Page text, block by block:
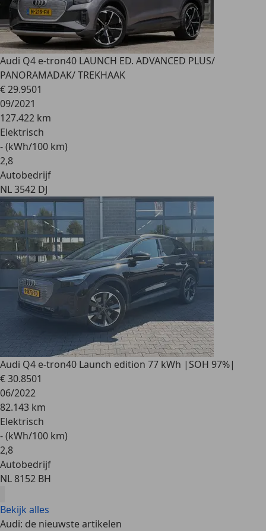
Audi Q4 e-tron40 LAUNCH ED. ADVANCED PLUS/
PANORAMADAK/ TREKHAAK
€ 29.9501
09/2021
127.422 km
Elektrisch
- (kWh/100 km)
2,8
Autobedrijf
NL 3542 DJ
Audi Q4 e-tron40 Launch edition 77 kWh |SOH 97%|
€ 30.8501
06/2022
82.143 km
Elektrisch
- (kWh/100 km)
2,8
Autobedrijf
NL 8152 BH
Bekijk alles
Audi: de nieuwste artikelen